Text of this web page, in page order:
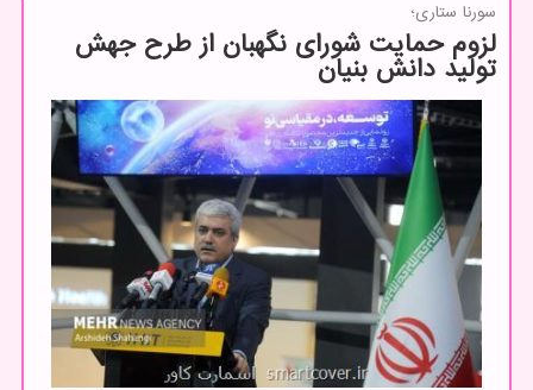
سورنا ستاری؛
لزوم حمایت شورای نگهبان از طرح جهش
تولید دانش بنیان